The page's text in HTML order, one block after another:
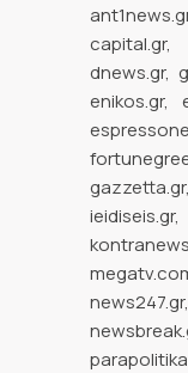
dnews.gr,
enikos.gr,